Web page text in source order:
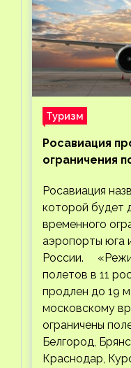
Туризм
Росавиация
ограничения
Росавиация
которой будет
временного
аэропорты юга
России.
полетов в 11
продлен до 19
московскому
ограничены
Белгород,
Краснодар,